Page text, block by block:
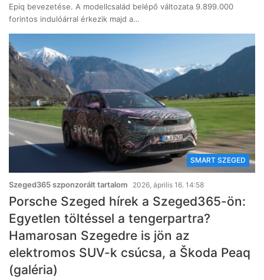
Epiq bevezetése. A modellcsalád belépő változata 9.899.000
forintos indulóárral érkezik majd a…
SMART SZEGED
Szeged365 szponzorált tartalom 2026, április 16. 14:58
Porsche Szeged hírek a Szeged365-ön:
Egyetlen töltéssel a tengerpartra?
Hamarosan Szegedre is jön az
elektromos SUV-k csúcsa, a Škoda Peaq
(galéria)